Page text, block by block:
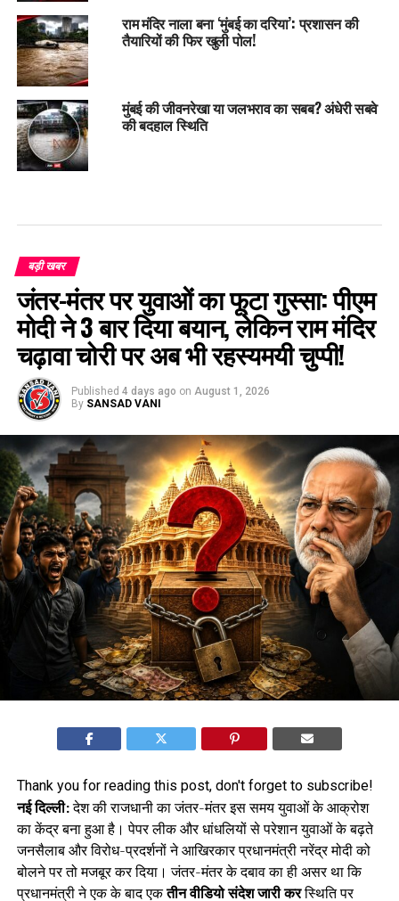
राम मंदिर नाला बना ‘मुंबई का दरिया’: प्रशासन की
तैयारियों की फिर खुली पोल!
मुंबई की जीवनरेखा या जलभराव का सबब? अंधेरी सबवे
की बदहाल स्थिति
बड़ी खबर
जंतर-मंतर पर युवाओं का फूटा गुस्सा: पीएम
मोदी ने 3 बार दिया बयान, लेकिन राम मंदिर
चढ़ावा चोरी पर अब भी रहस्यमयी चुप्पी!
Published 4 days ago on August 1, 2026
By SANSAD VANI
Thank you for reading this post, don't forget to subscribe!
नई दिल्ली:देश की राजधानी का जंतर-मंतर इस समय युवाओं के आक्रोश
का केंद्र बना हुआ है। पेपर लीक और धांधलियों से परेशान युवाओं के बढ़ते
जनसैलाब और विरोध-प्रदर्शनों ने आखिरकार प्रधानमंत्री नरेंद्र मोदी को
बोलने पर तो मजबूर कर दिया। जंतर-मंतर के दबाव का ही असर था कि
प्रधानमंत्री ने एक के बाद एकतीन वीडियो संदेश जारी करस्थिति पर